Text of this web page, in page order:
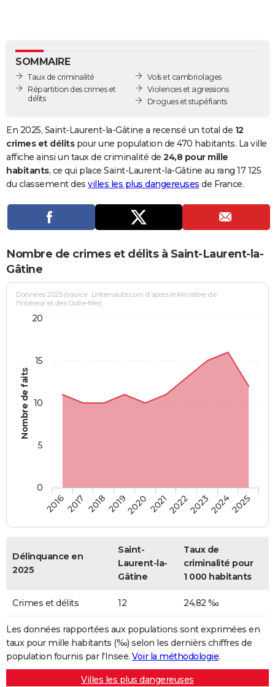
BONS PLANS
CARTE DE VOEUX
Dictionnaire
Biographies
Citations
Expressions
Proverbes
PROGRAMME TV
S'inscrire
Se connecter
Lycées
Collèges
Primaires
Universités
Entreprises
Service militaire
Avis de recherche
AVIS DE DÉCÈS
SOMMAIRE
Taux de criminalité
Répartition des crimes et
délits
Vols et cambriolages
Violences et agressions
Drogues et stupéfiants
En 2025, Saint-Laurent-la-Gâtine a recensé un total de 12
crimes et délitspour une population de 470 habitants. La ville
affiche ainsi un taux de criminalité de 24,8 pour mille
habitants, ce qui place Saint-Laurent-la-Gâtine au rang 17 125
du classement des villes les plus dangereuses de France.
Nombre de crimes et délits à Saint-Laurent-la-
Gâtine
Nombre de faits
Données 2025 (source : Linternaute.com d'après le Ministère de
l'Intérieur et des Outre-Mer)
20162017 20182019202020212022202320242025
0
5
10
15
20
Délinquance en
2025
Saint-
Laurent-la-
Gâtine
Taux de
criminalité pour
1 000 habitants
Crimes et délits 12 24,82 ‰
Les données rapportées aux populations sont exprimées en
taux pour mille habitants (‰) selon les dernièrs chiffres de
population fournis par l'Insee. Voir la méthodologie.
Villes les plus dangereuses